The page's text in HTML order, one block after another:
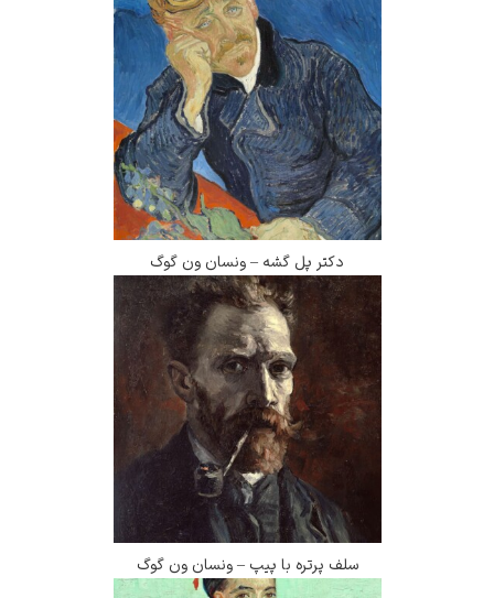
دکتر پل گشه – ونسان ون گوگ
سلف پرتره با پیپ – ونسان ون گوگ